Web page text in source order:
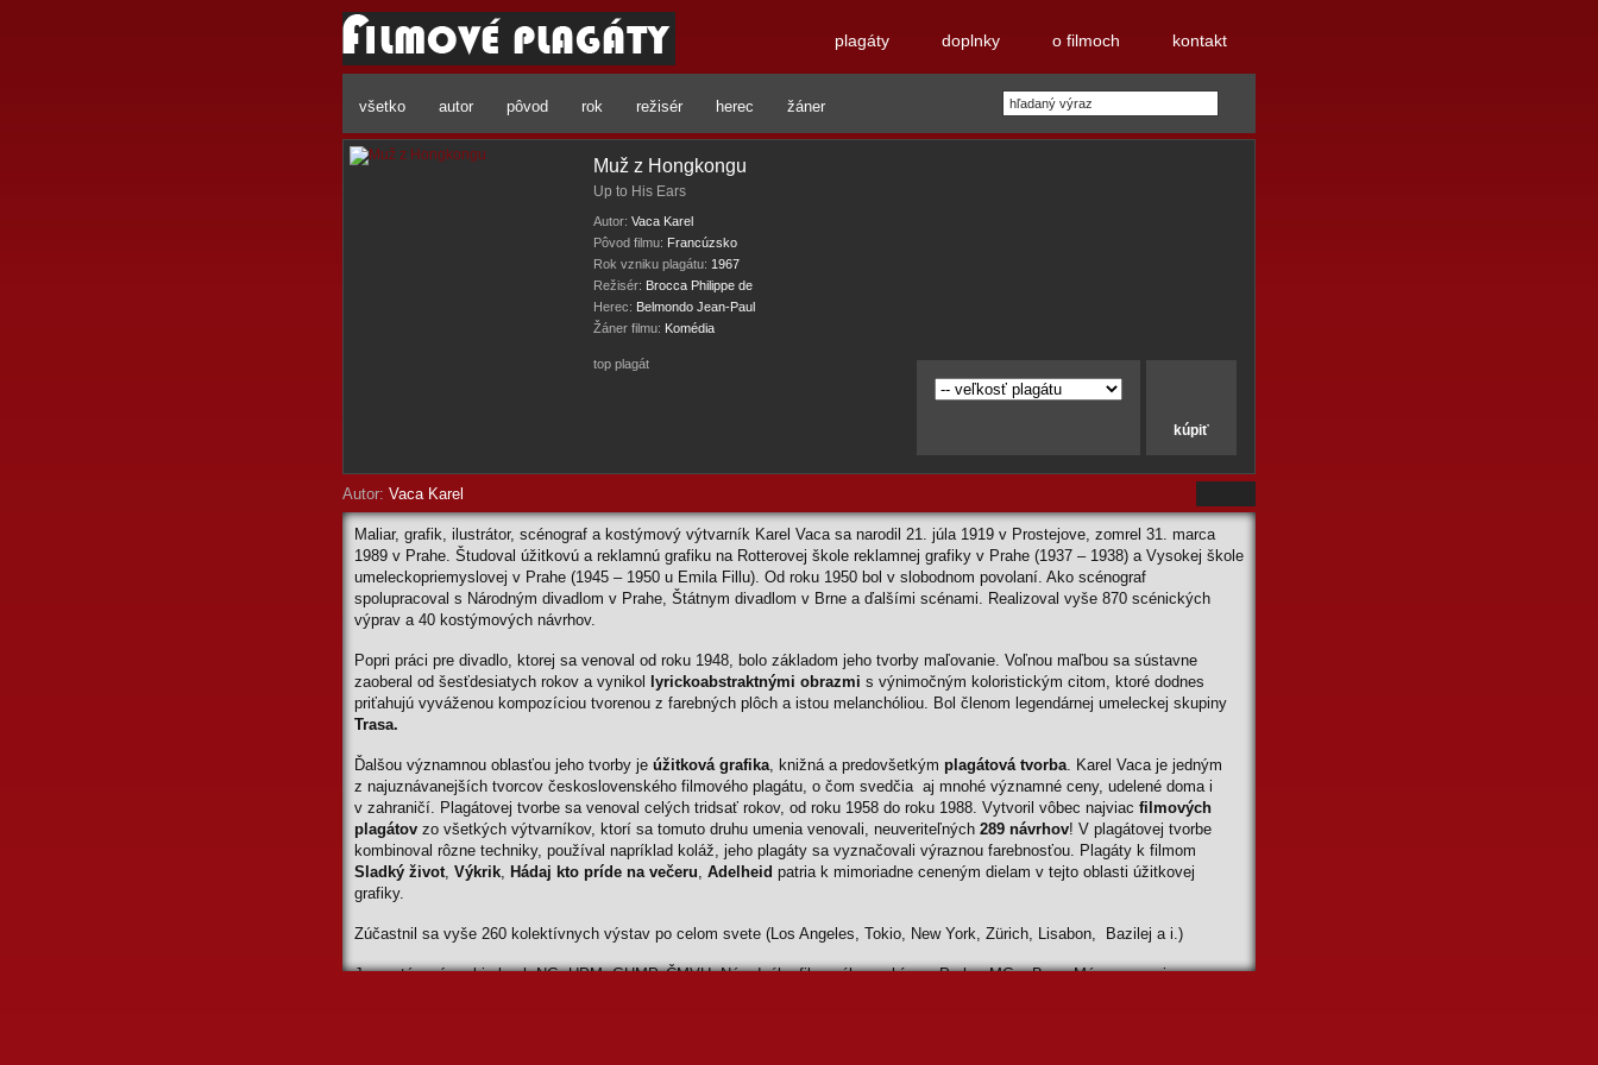
plagáty doplnky o filmoch kontakt
všetko autor pôvod rok režisér herec žáner
Muž z Hongkongu
Up to His Ears
Autor: Vaca Karel
Pôvod filmu: Francúzsko
Rok vzniku plagátu: 1967
Režisér: Brocca Philippe de
Herec: Belmondo Jean-Paul
Žáner filmu: Komédia
top plagát
kúpiť
Autor: Vaca Karel
Maliar, grafik, ilustrátor, scénograf a kostýmový výtvarník Karel Vaca sa narodil 21. júla 1919 v Prostejove, zomrel 31. marca
1989 v Prahe. Študoval úžitkovú a reklamnú grafiku na Rotterovej škole reklamnej grafiky v Prahe (1937 – 1938) a Vysokej škole
umeleckopriemyslovej v Prahe (1945 – 1950 u Emila Fillu). Od roku 1950 bol v slobodnom povolaní. Ako scénograf
spolupracoval s Národným divadlom v Prahe, Štátnym divadlom v Brne a ďalšími scénami. Realizoval vyše 870 scénických
výprav a 40 kostýmových návrhov.
Popri práci pre divadlo, ktorej sa venoval od roku 1948, bolo základom jeho tvorby maľovanie. Voľnou maľbou sa sústavne
zaoberal od šesťdesiatych rokov a vynikol
lyrickoabstraktnými obrazmi s výnimočným koloristickým citom, ktoré dodnes
priťahujú vyváženou kompozíciou tvorenou z farebných plôch a istou melanchóliou. Bol členom legendárnej umeleckej skupiny
Trasa.
Ďalšou významnou oblasťou jeho tvorby je úžitková grafika, knižná a predovšetkým plagátová tvorba. Karel Vaca je jedným
z najuznávanejších tvorcov československého filmového plagátu, o čom svedčia aj mnohé významné ceny, udelené doma i
v zahraničí. Plagátovej tvorbe sa venoval celých tridsať rokov, od roku 1958 do roku 1988. Vytvoril vôbec najviac filmových
plagátov zo všetkých výtvarníkov, ktorí sa tomuto druhu umenia venovali, neuveriteľných 289 návrhov! V plagátovej tvorbe
kombinoval rôzne techniky, používal napríklad koláž, jeho plagáty sa vyznačovali výraznou farebnosťou. Plagáty k filmom
Sladký život, Výkrik, Hádaj kto príde na večeru, Adelheid patria k mimoriadne ceneným dielam v tejto oblasti úžitkovej
grafiky.
Zúčastnil sa vyše 260 kolektívnych výstav po celom svete (Los Angeles, Tokio, New York, Zürich, Lisabon, Bazilej a i.)
Je zastúpený v zbierkach NG, UPM, GHMP, ČMVU, Národného filmového archívu v Prahe, MG v Brne, Múzea umenia